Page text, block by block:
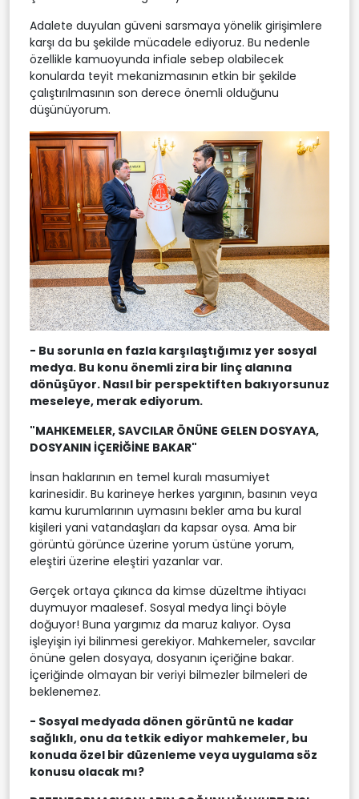
Adalete duyulan güveni sarsmaya yönelik girişimlere
karşı da bu şekilde mücadele ediyoruz. Bu nedenle
özellikle kamuoyunda infiale sebep olabilecek
konularda teyit mekanizmasının etkin bir şekilde
çalıştırılmasının son derece önemli olduğunu
düşünüyorum.
- Bu sorunla en fazla karşılaştığımız yer sosyal
medya. Bu konu önemli zira bir linç alanına
dönüşüyor. Nasıl bir perspektiften bakıyorsunuz
meseleye, merak ediyorum.
"MAHKEMELER, SAVCILAR ÖNÜNE GELEN DOSYAYA,
DOSYANIN İÇERİĞİNE BAKAR"
İnsan haklarının en temel kuralı masumiyet
karinesidir. Bu karineye herkes yargının, basının veya
kamu kurumlarının uymasını bekler ama bu kural
kişileri yani vatandaşları da kapsar oysa. Ama bir
görüntü görünce üzerine yorum üstüne yorum,
eleştiri üzerine eleştiri yazanlar var.
Gerçek ortaya çıkınca da kimse düzeltme ihtiyacı
duymuyor maalesef. Sosyal medya linçi böyle
doğuyor! Buna yargımız da maruz kalıyor. Oysa
işleyişin iyi bilinmesi gerekiyor. Mahkemeler, savcılar
önüne gelen dosyaya, dosyanın içeriğine bakar.
İçeriğinde olmayan bir veriyi bilmezler bilmeleri de
beklenemez.
- Sosyal medyada dönen görüntü ne kadar
sağlıklı, onu da tetkik ediyor mahkemeler, bu
konuda özel bir düzenleme veya uygulama söz
konusu olacak mı?